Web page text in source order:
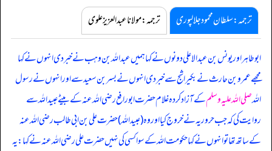
ترجمہ:سلطان محمود جلالپوری ترجمہ:مولانا عبدالعزیز علوی
ابوطاہر اور یونس بن عبدالاعلی دونوں نے کہا ہمیں عبداللہ بن وہب نے خبر دی انہوں نے کہا
مجھے عمرو بن حارث نے بکیر اشج سے خبر دی انہوں نے بسر بن سعید سے اور انہوں نے رسول
اللہصلی اللہ علیہ وسلمکے آزاد کردہ غلام حضرت ابورافع رضی اللہ عنہ کے بیٹے عبید اللہ سے
روایت کی کہ جب حروریہ نے خروج کیا اور وہ (عبید اللہ) حضرت علی بن ابی طالب رضی اللہ عنہ
کے ساتھ تھا تو انہوں نے کہا حکومت اللہ کے سوا کسی کی نہیں حضرت علی رضی اللہ عنہ نے کہا: یہ